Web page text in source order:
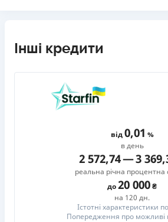
Інші кредити
від0,01
в день
2 572,74—3
реальна річна процентна
до20 000
на 120 дн.
Істотні характеристики
Попередження про можливі